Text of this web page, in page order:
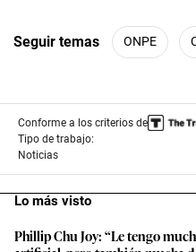
Seguir temas ONPE
Conforme a los criterios de
Tipo de trabajo:
Noticias
Lo más visto
Phillip Chu Joy: “Le tengo